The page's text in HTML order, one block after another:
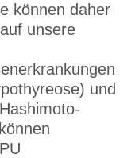
können daher
unsere
und